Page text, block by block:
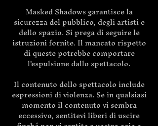
Masked Shadows garantisce la
sicurezza del pubblico, degli artisti e
dello spazio. Si prega di seguire le
istruzioni fornite. Il mancato rispetto
di queste potrebbe comportare
l'espulsione dallo spettacolo.
Il contenuto dello spettacolo include
espressioni di violenza. Se in qualsiasi
momento il contenuto vi sembra
eccessivo, sentitevi liberi di uscire